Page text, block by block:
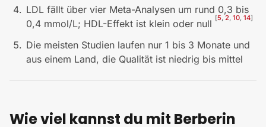
LDL fällt über vier Meta-Analysen um rund 0,3 bis
0,4 mmol/L; HDL-Effekt ist klein oder null [5,2, 10, 14]
Die meisten Studien laufen nur 1 bis 3 Monate und
aus einem Land, die Qualität ist niedrig bis mittel
Wie viel kannst du mit Berberin